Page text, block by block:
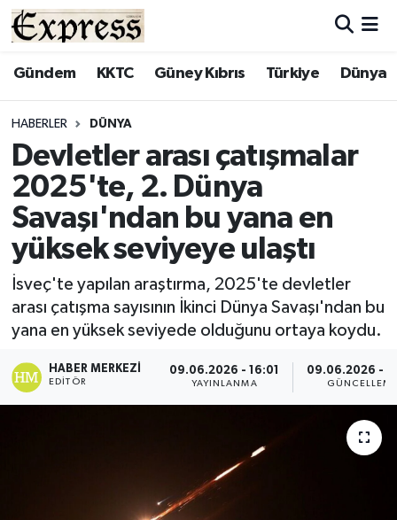
Gündem KKTC Güney Kıbrıs Türkiye Dünya
HABERLER DÜNYA
Devletler arası çatışmalar
2025'te, 2. Dünya
Savaşı'ndan bu yana en
yüksek seviyeye ulaştı
İsveç'te yapılan araştırma, 2025'te devletler
arası çatışma sayısının İkinci Dünya Savaşı'ndan bu
yana en yüksek seviyede olduğunu ortaya koydu.
HABER MERKEZI
EDITÖR
09.06.2026 - 16:01
YAYINLANMA
09.06.2026 -
ALAYKÖY
BİLİM
ÇATALKÖY
DÜNYA
EĞİTİM
EKONOMİ
ENGLISH
Hava Durumu
Süper Lig Puan Durumu ve Fikstür
Tüm Manşetler
Son Dakika Haberleri
Haber Arşivi